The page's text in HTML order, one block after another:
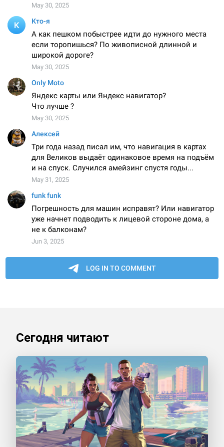
Сегодня читают